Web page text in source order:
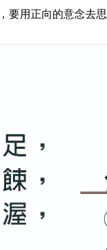
要用正向的意念去